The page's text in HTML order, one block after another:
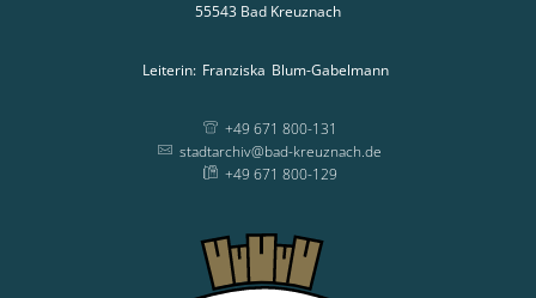
55543 Bad Kreuznach
Leiterin: Franziska Blum-Gabelmann
+49 671 800-131
stadtarchiv@bad-kreuznach.de
+49 671 800-129